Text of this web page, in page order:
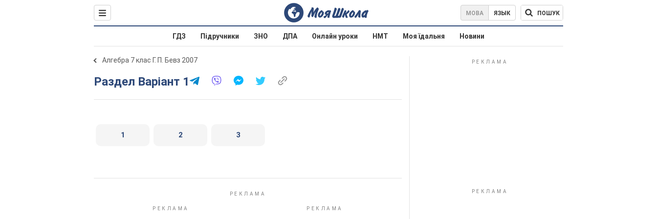
МОВА ЯЗЫК ПОШУК
ГДЗ Підручники ЗНО ДПА Онлайн уроки НМТ Моя їдальня Новини
Алгебра 7 клас Г. П. Бевз 2007
Раздел Варіант 1
1 2 3